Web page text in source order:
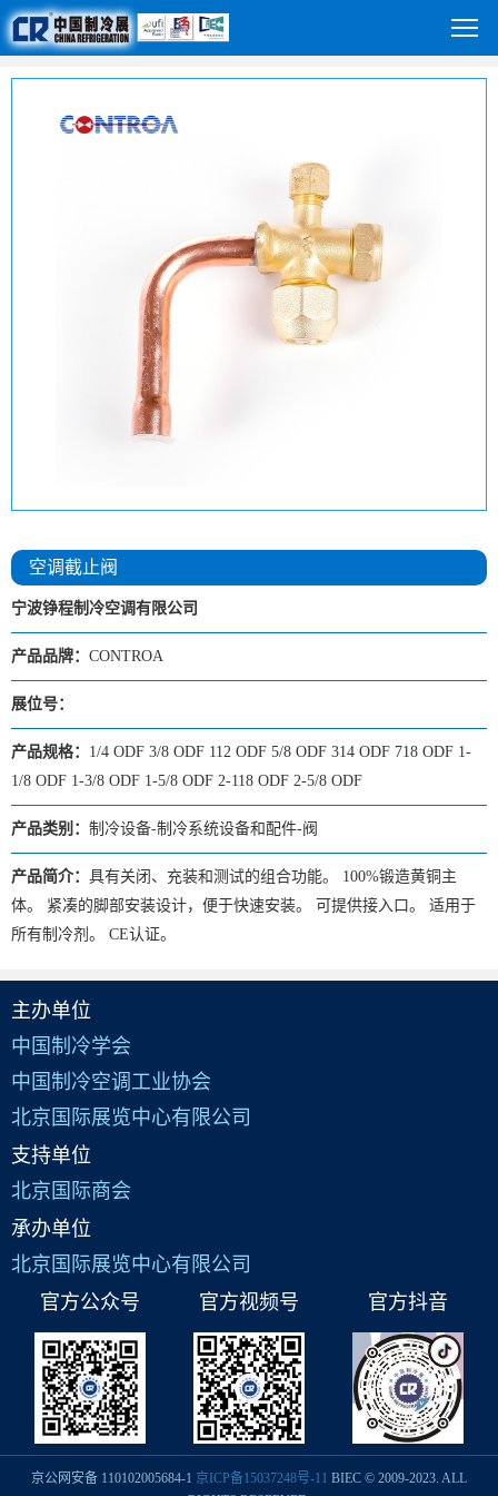
空调截止阀
宁波铮程制冷空调有限公司
产品品牌： CONTROA
展位号：
产品规格： 1/4 ODF 3/8 ODF 112 ODF 5/8 ODF 314 ODF 718 ODF 1-
1/8 ODF 1-3/8 ODF 1-5/8 ODF 2-118 ODF 2-5/8 ODF
产品类别： 制冷设备-制冷系统设备和配件-阀
产品简介： 具有关闭、充装和测试的组合功能。 100%锻造黄铜主
体。 紧凑的脚部安装设计，便于快速安装。 可提供接入口。 适用于
所有制冷剂。 CE认证。
主办单位
中国制冷学会
中国制冷空调工业协会
北京国际展览中心有限公司
支持单位
北京国际商会
承办单位
北京国际展览中心有限公司
官方公众号
官方视频号 官方抖音
京公网安备 110102005684-1 京ICP备15037248号-11 BIEC © 2009-2023. ALL